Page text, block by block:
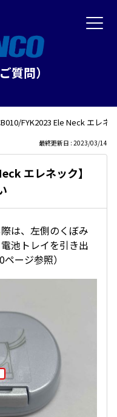
質問）
FYK2023 Ele Neck エレ
最終更新日 : 2023/03/14
エレネック】
は、左側のくぼみ
池トレイを引き出
ージ参照）